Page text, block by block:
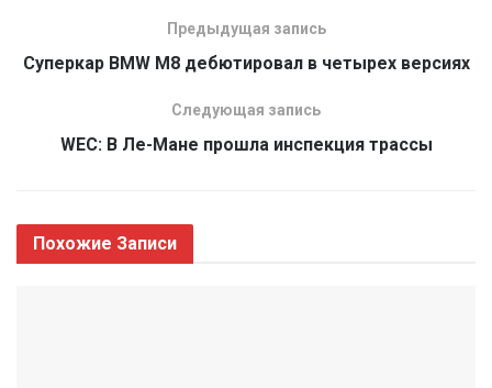
Предыдущая запись
Суперкар BMW M8 дебютировал в четырех версиях
Следующая запись
WEC: В Ле-Мане прошла инспекция трассы
Похожие Записи